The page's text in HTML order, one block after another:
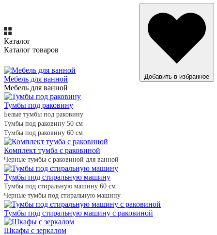
Каталог
Каталог товаров
ВСЕ ТОВАРЫ
Мебель для ванной
Мебель для ванной
Тумбы под раковину
Белые тумбы под раковину
Тумбы под раковину 50 см
Тумбы под раковину 60 см
Комплект тумба с раковиной
Черные тумбы с раковиной для ванной
Тумбы под стиральную машину
Тумбы под стиральную машину 60 см
Черные тумбы под стиральную машину
Тумбы под стиральную машину с раковиной
Шкафы с зеркалом
Добавить в избранное